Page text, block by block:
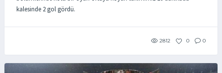
kalesinde 2 gol gördü.
2812 0 0